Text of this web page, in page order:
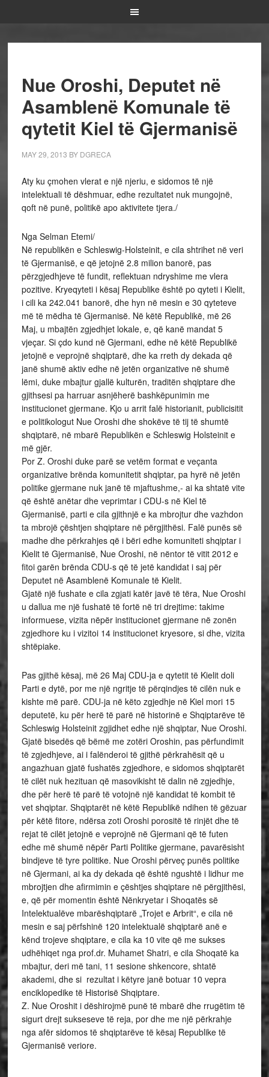
Nue Oroshi, Deputet në
Asamblenë Komunale të
qytetit Kiel të Gjermanisë
MAY 29, 2013 BY DGRECA
Aty ku çmohen vlerat e një njeriu, e sidomos të një
intelektuali të dëshmuar, edhe rezultatet nuk mungojnë,
qoft në punë, politikë apo aktivitete tjera./
Nga Selman Etemi/
Në republikën e Schleswig-Holsteinit, e cila shtrihet në veri
të Gjermanisë, e që jetojnë 2.8 milion banorë, pas
përzgjedhjeve të fundit, reflektuan ndryshime me vlera
pozitive. Kryeqyteti i kësaj Republike është po qyteti i Kielit,
i cili ka 242.041 banorë, dhe hyn në mesin e 30 qyteteve
më të mëdha të Gjermanisë. Në këtë Republikë, më 26
Maj, u mbajtën zgjedhjet lokale, e, që kanë mandat 5
vjeçar. Si çdo kund në Gjermani, edhe në këtë Republikë
jetojnë e veprojnë shqiptarë, dhe ka rreth dy dekada që
janë shumë aktiv edhe në jetën organizative në shumë
lëmi, duke mbajtur gjallë kulturën, traditën shqiptare dhe
gjithsesi pa harruar asnjëherë bashkëpunimin me
institucionet gjermane. Kjo u arrit falë historianit, publicisitit
e politikologut Nue Oroshi dhe shokëve të tij të shumtë
shqiptarë, në mbarë Republikën e Schleswig Holsteinit e
më gjër.
Por Z. Oroshi duke parë se vetëm format e veçanta
organizative brënda komunitetit shqiptar, pa hyrë në jetën
politike gjermane nuk janë të mjaftushme,- ai ka shtatë vite
që është anëtar dhe veprimtar i CDU-s në Kiel të
Gjermanisë, parti e cila gjithnjë e ka mbrojtur dhe vazhdon
ta mbrojë çështjen shqiptare në përgjithësi. Falë punës së
madhe dhe përkrahjes që i bëri edhe komuniteti shqiptar i
Kielit të Gjermanisë, Nue Oroshi, në nëntor të vitit 2012 e
fitoi garën brënda CDU-s që të jetë kandidat i saj për
Deputet në Asamblenë Komunale të Kielit.
Gjatë një fushate e cila zgjati katër javë të tëra, Nue Oroshi
u dallua me një fushatë të fortë në tri drejtime: takime
informuese, vizita nëpër institucionet gjermane në zonën
zgjedhore ku i vizitoi 14 institucionet kryesore, si dhe, vizita
shtëpiake.
Pas gjithë kësaj, më 26 Maj CDU-ja e qytetit të Kielit doli
Parti e dytë, por me një ngritje të përqindjes të cilën nuk e
kishte më parë. CDU-ja në këto zgjedhje në Kiel mori 15
deputetë, ku për herë të parë në historinë e Shqiptarëve të
Schleswig Holsteinit zgjidhet edhe një shqiptar, Nue Oroshi.
Gjatë bisedës që bëmë me zotëri Oroshin, pas përfundimit
të zgjedhjeve, ai i falënderoi të gjithë përkrahësit që u
angazhuan gjatë fushatës zgjedhore, e sidomos shqiptarët
të cilët nuk hezituan që masovikisht të dalin në zgjedhje,
dhe për herë të parë të votojnë një kandidat të kombit të
vet shqiptar. Shqiptarët në këtë Republikë ndihen të gëzuar
për këtë fitore, ndërsa zoti Oroshi porositë të rinjët dhe të
rejat të cilët jetojnë e veprojnë në Gjermani që të futen
edhe më shumë nëpër Parti Politike gjermane, pavarësisht
bindjeve të tyre politike. Nue Oroshi përveç punës politike
në Gjermani, ai ka dy dekada që është ngushtë i lidhur me
mbrojtjen dhe afirmimin e çështjes shqiptare në përgjithësi,
e, që për momentin është Nënkryetar i Shoqatës së
Intelektualëve mbarëshqiptarë „Trojet e Arbrit“, e cila në
mesin e saj përfshinë 120 intelektualë shqiptarë anë e
kënd trojeve shqiptare, e cila ka 10 vite që me sukses
udhëhiqet nga prof.dr. Muhamet Shatri, e cila Shoqatë ka
mbajtur, deri më tani, 11 sesione shkencore, shtatë
akademi, dhe si rezultat i këtyre janë botuar 10 vepra
enciklopedike të Historisë Shqiptare.
Z. Nue Oroshit i dëshirojmë punë të mbarë dhe rrugëtim të
sigurt drejt sukseseve të reja, por dhe me një përkrahje
nga afër sidomos të shqiptarëve të kësaj Republike të
Gjermanisë veriore.